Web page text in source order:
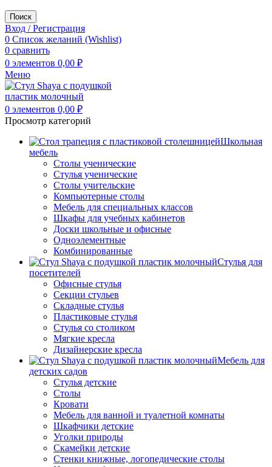
Поиск
Вход / Регистрация
0 Список желаний (Wishlist)
0 сравнить
0 элементов 0,00 ₽
Меню
0 элементов 0,00 ₽
Просмотр категорий
Школьная
мебель
Столы ученические
Стулья ученические
Столы учительские
Компьютерные столы
Мебель для специальных классов
Шкафы для учебных кабинетов
Доски школьные и офисные
Одноэлементные
Комбинированные
Стулья для
посетителей
Офисные стулья
Секции стульев
Складные стулья
Пластиковые стулья
Стулья со столиком
Мягкие кресла
Дизайнерские кресла
Мебель для
детских садов
Стулья детские
Столы
Кровати
Мебель для ванной и туалетной комнаты
Шкафчики детские
Уголки природы
Скамейки детские
Стенки книжные, логопедические столы